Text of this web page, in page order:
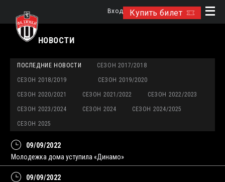
Купить билет
Вход
НОВОСТИ
ПОСЛЕДНИЕ НОВОСТИ СЕЗОН 2017/2018
СЕЗОН 2018/2019 СЕЗОН 2019/2020
СЕЗОН 2020/2021 СЕЗОН 2021/2022 СЕЗОН 2022/2023
СЕЗОН 2023/2024 СЕЗОН 2024 СЕЗОН 2024/2025
СЕЗОН 2025
09/09/2022
Молодежка дома уступила «Динамо»
09/09/2022